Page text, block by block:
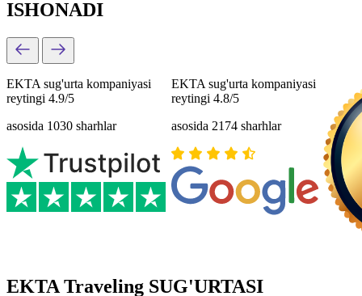
ISHONADI
EKTA sug'urta kompaniyasi
reytingi 4.9/5
asosida 1030 sharhlar
EKTA sug'urta kompaniyasi
reytingi 4.8/5
asosida 2174 sharhlar
EKTA Traveling SUG'URTASI